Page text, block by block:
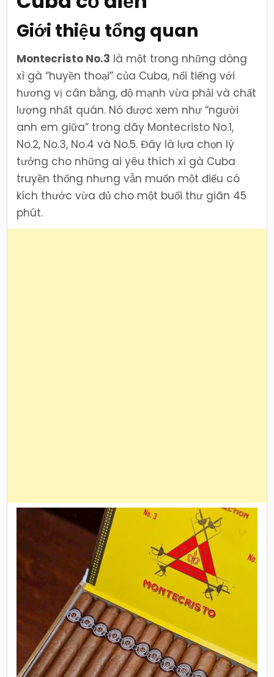
Giới thiệu tổng quan
Montecristo No.3 là một trong những dòng
xì gà “huyền thoại” của Cuba, nổi tiếng với
hương vị cân bằng, độ mạnh vừa phải và chất
lượng nhất quán. Nó được xem như “người
anh em giữa” trong dãy Montecristo No.1,
No.2, No.3, No.4 và No.5. Đây là lựa chọn lý
tưởng cho những ai yêu thích xì gà Cuba
truyền thống nhưng vẫn muốn một điếu có
kích thước vừa đủ cho một buổi thư giãn 45
phút.